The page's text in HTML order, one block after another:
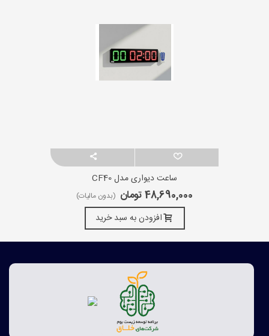
ساعت دیواری مدل CF40
48,690,000 تومان (بدون مالیات)
افزودن به سبد خرید